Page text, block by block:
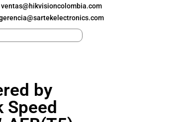
ventas@hikvisioncolombia.com
by
Speed